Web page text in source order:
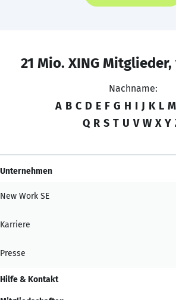
21 Mio. XING
Nachname:
A B C D E F G H I J K L M
Q R S T U V W X Y
Unternehmen
New Work SE
Karriere
Presse
Hilfe & Kontakt